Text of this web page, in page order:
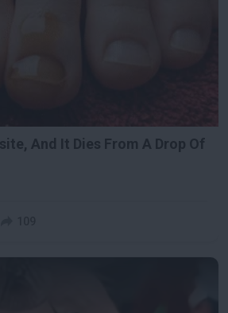
And It Dies From A Drop Of